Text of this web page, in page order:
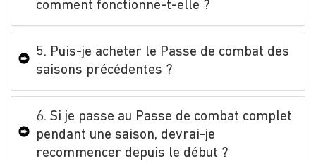
comment fonctionne-t-elle ?
5. Puis-je acheter le Passe de combat des
saisons précédentes ?
6. Si je passe au Passe de combat complet
pendant une saison, devrai-je
recommencer depuis le début ?